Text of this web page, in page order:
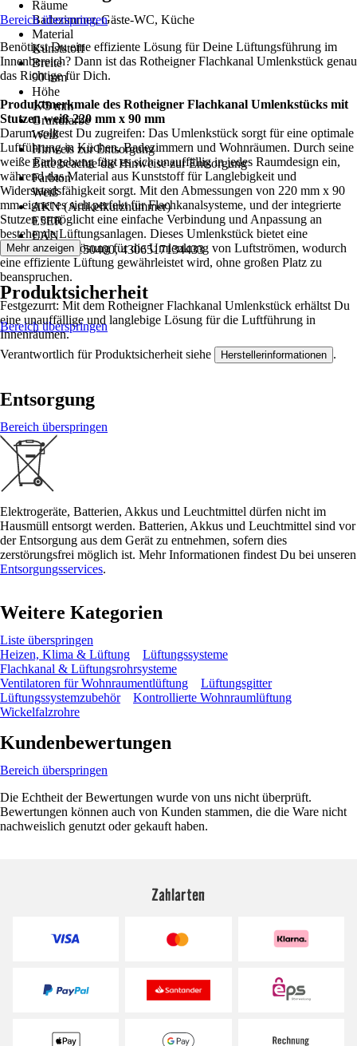
Räume
Badezimmer, Gäste-WC, Küche
Material
Kunststoff
Breite
90 mm
Höhe
175 mm
Grundfarbe
Weiß
Hinweis zur Entsorgung
Bitte beachte die Hinweise zur Entsorgung
Farbton
Weiß
AKN (Artikelkurznummer)
E5ER
EAN
4046293150400, 4306517134433
Bereich überspringen
Benötigst Du eine effiziente Lösung für Deine Lüftungsführung im
Innenbereich? Dann ist das Rotheigner Flachkanal Umlenkstück genau
das Richtige für Dich.
Produktmerkmale des Rotheigner Flachkanal Umlenkstücks mit
Stutzen weiß 220 mm x 90 mm
Darum solltest Du zugreifen: Das Umlenkstück sorgt für eine optimale
Luftführung in Küchen, Badezimmern und Wohnräumen. Durch seine
weiße Farbgebung fügt es sich unauffällig in jedes Raumdesign ein,
während das Material aus Kunststoff für Langlebigkeit und
Widerstandsfähigkeit sorgt. Mit den Abmessungen von 220 mm x 90
mm eignet es sich perfekt für Flachkanalsysteme, und der integrierte
Stutzen ermöglicht eine einfache Verbindung und Anpassung an
bestehende Lüftungsanlagen. Dieses Umlenkstück bietet eine
platzsparende Lösung für die Umlenkung von Luftströmen, wodurch
eine effiziente Lüftung gewährleistet wird, ohne großen Platz zu
beanspruchen.
Festgezurrt: Mit dem Rotheigner Flachkanal Umlenkstück erhältst Du
eine unauffällige und langlebige Lösung für die Luftführung in
Innenräumen.
Mehr anzeigen
Produktsicherheit
Bereich überspringen
Verantwortlich für Produktsicherheit siehe Herstellerinformationen .
Entsorgung
Bereich überspringen
Elektrogeräte, Batterien, Akkus und Leuchtmittel dürfen nicht im
Hausmüll entsorgt werden. Batterien, Akkus und Leuchtmittel sind vor
der Entsorgung aus dem Gerät zu entnehmen, sofern dies
zerstörungsfrei möglich ist. Mehr Informationen findest Du bei unseren
Entsorgungsservices.
Weitere Kategorien
Liste überspringen
Heizen, Klima & Lüftung
Lüftungssysteme
Flachkanal & Lüftungsrohrsysteme
Ventilatoren für Wohnraumentlüftung
Lüftungsgitter
Lüftungssystemzubehör
Kontrollierte Wohnraumlüftung
Wickelfalzrohre
Kundenbewertungen
Bereich überspringen
Die Echtheit der Bewertungen wurde von uns nicht überprüft.
Bewertungen können auch von Kunden stammen, die die Ware nicht
nachweislich genutzt oder gekauft haben.
Zahlarten